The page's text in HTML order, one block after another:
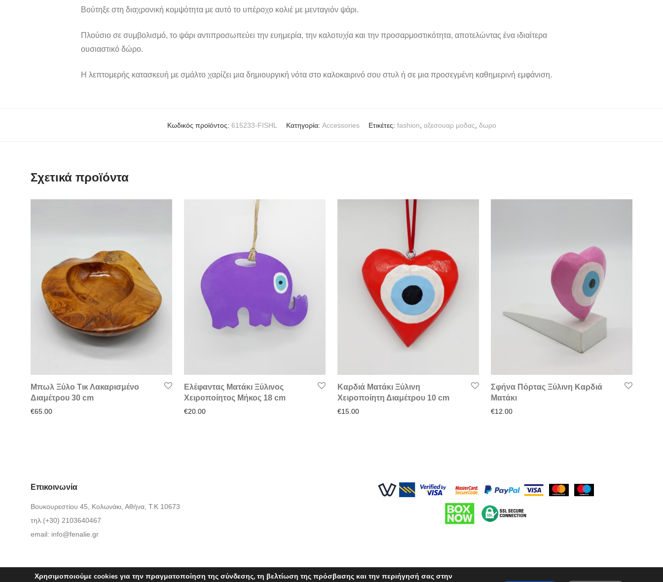
Βούτηξε στη διαχρονική κομψότητα με αυτό το υπέροχο κολιέ με μενταγιόν ψάρι.
Πλούσιο σε συμβολισμό, το ψάρι αντιπροσωπεύει την ευημερία, την καλοτυχία και την προσαρμοστικότητα, αποτελώντας ένα ιδιαίτερα
ουσιαστικό δώρο.
Η λεπτομερής κατασκευή με σμάλτο χαρίζει μια δημιουργική νότα στο καλοκαιρινό σου στυλ ή σε μια προσεγμένη καθημερινή εμφάνιση.
Κωδικός προϊόντος: 615233-FISHL Κατηγορία: Accessories Ετικέτες: fashion αξεσουαρ μοδας δωρο
Σχετικά προϊόντα
Μπωλ Ξύλο Τικ Λακαρισμένο
Διαμέτρου 30 cm
€65.00
Ελέφαντας Ματάκι Ξύλινος
Χειροποίητος Μήκος 18 cm
€20.00
Καρδιά Ματάκι Ξύλινη
Χειροποίητη Διαμέτρου 10 cm
€15.00
Σφήνα Πόρτας Ξύλινη Καρδιά
Ματάκι
€12.00
Επικοινωνία
Βουκουρεστίου 45, Κολωνάκι, Αθήνα, Τ.Κ 10673
τηλ.(+30) 2103640467
email: info@fenalie.gr
Χρησιμοποιούμε cookies για την πραγματοποίηση της σύνδεσης, τη βελτίωση της πρόσβασης και την περιήγησή σας στην